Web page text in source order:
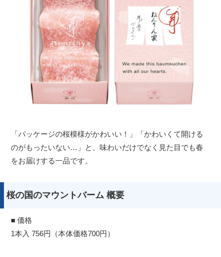
「パッケージの桜模様がかわいい！」「かわいくて開ける
のがもったいない…」と、味わいだけでなく見た目でも春
をお届けする一品です。
桜の国のマウントバーム 概要
■ 価格
1本入 756円（本体価格700円）